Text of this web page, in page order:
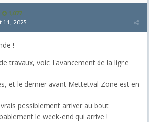
1,077
11, 2025
!
travaux, voici l'avancement de la ligne
et le dernier avant Mettetval-Zone est en
possiblement arriver au bout
le week-end qui arrive !